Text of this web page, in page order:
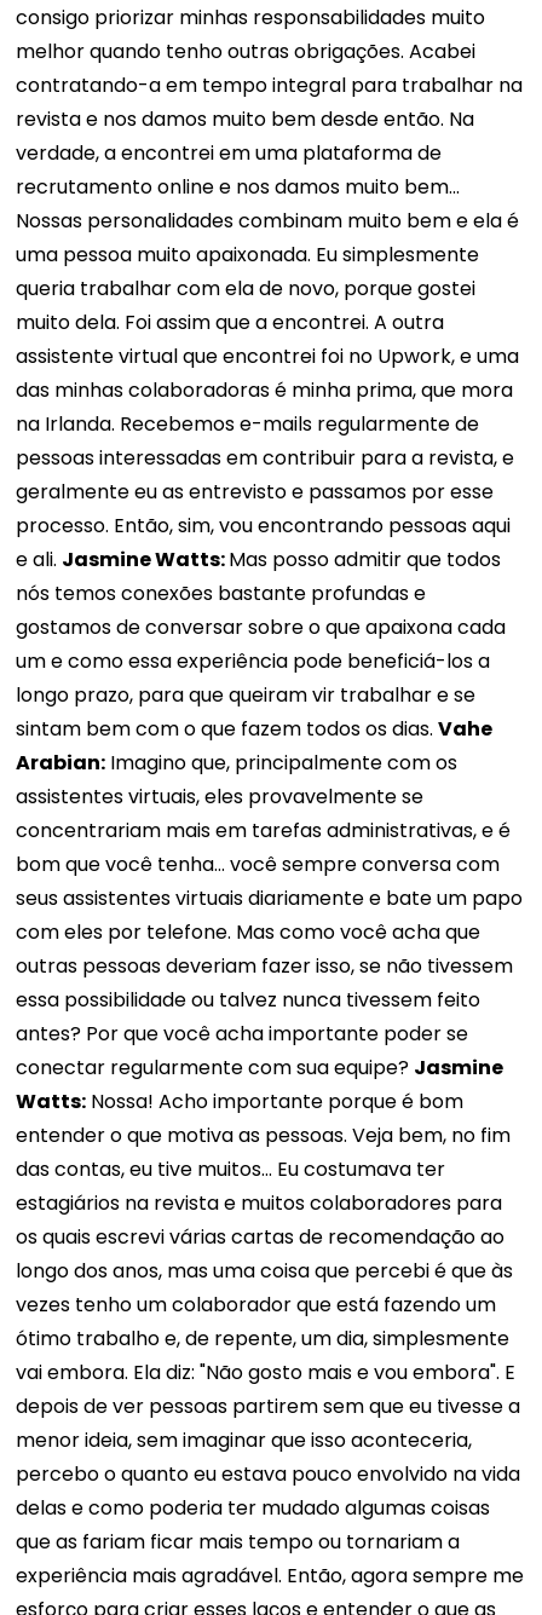
consigo priorizar minhas responsabilidades muito
melhor quando tenho outras obrigações. Acabei
contratando-a em tempo integral para trabalhar na
revista e nos damos muito bem desde então. Na
verdade, a encontrei em uma plataforma de
recrutamento online e nos damos muito bem...
Nossas personalidades combinam muito bem e ela é
uma pessoa muito apaixonada. Eu simplesmente
queria trabalhar com ela de novo, porque gostei
muito dela. Foi assim que a encontrei. A outra
assistente virtual que encontrei foi no Upwork, e uma
das minhas colaboradoras é minha prima, que mora
na Irlanda. Recebemos e-mails regularmente de
pessoas interessadas em contribuir para a revista, e
geralmente eu as entrevisto e passamos por esse
processo. Então, sim, vou encontrando pessoas aqui
e ali. Jasmine Watts:Mas posso admitir que todos
nós temos conexões bastante profundas e
gostamos de conversar sobre o que apaixona cada
um e como essa experiência pode beneficiá-los a
longo prazo, para que queiram vir trabalhar e se
sintam bem com o que fazem todos os dias.Vahe
Arabian: Imagino que, principalmente com os
assistentes virtuais, eles provavelmente se
concentrariam mais em tarefas administrativas, e é
bom que você tenha... você sempre conversa com
seus assistentes virtuais diariamente e bate um papo
com eles por telefone. Mas como você acha que
outras pessoas deveriam fazer isso, se não tivessem
essa possibilidade ou talvez nunca tivessem feito
antes? Por que você acha importante poder se
conectar regularmente com sua equipe? Jasmine
Watts: Nossa! Acho importante porque é bom
entender o que motiva as pessoas. Veja bem, no fim
das contas, eu tive muitos... Eu costumava ter
estagiários na revista e muitos colaboradores para
os quais escrevi várias cartas de recomendação ao
longo dos anos, mas uma coisa que percebi é que às
vezes tenho um colaborador que está fazendo um
ótimo trabalho e, de repente, um dia, simplesmente
vai embora. Ela diz: "Não gosto mais e vou embora". E
depois de ver pessoas partirem sem que eu tivesse a
menor ideia, sem imaginar que isso aconteceria,
percebo o quanto eu estava pouco envolvido na vida
delas e como poderia ter mudado algumas coisas
que as fariam ficar mais tempo ou tornariam a
experiência mais agradável. Então, agora sempre me